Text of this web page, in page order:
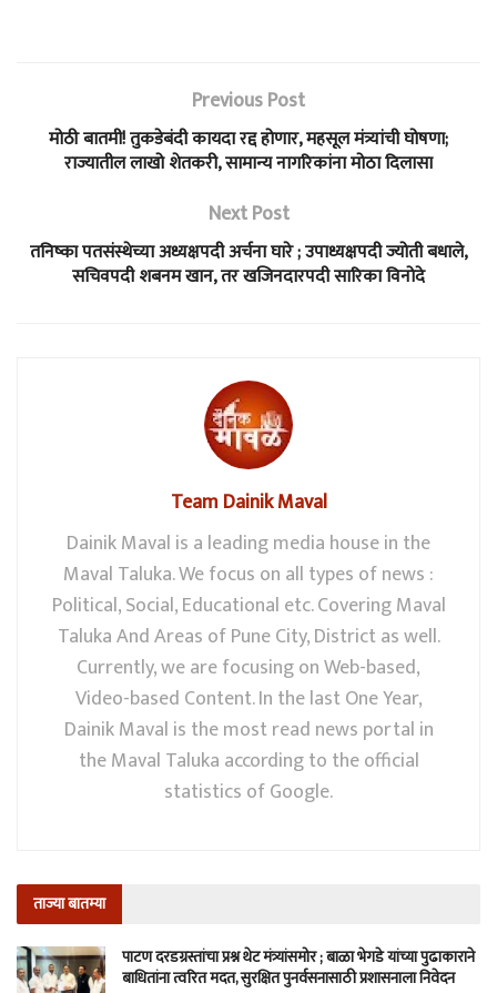
Previous Post
मोठी बातमी! तुकडेबंदी कायदा रद्द होणार, महसूल मंत्र्यांची घोषणा;
राज्यातील लाखो शेतकरी, सामान्य नागरिकांना मोठा दिलासा
Next Post
तनिष्का पतसंस्थेच्या अध्यक्षपदी अर्चना घारे ; उपाध्यक्षपदी ज्योती बधाले,
सचिवपदी शबनम खान, तर खजिनदारपदी सारिका विनोदे
Team Dainik Maval
Dainik Maval is a leading media house in the
Maval Taluka. We focus on all types of news :
Political, Social, Educational etc. Covering Maval
Taluka And Areas of Pune City, District as well.
Currently, we are focusing on Web-based,
Video-based Content. In the last One Year,
Dainik Maval is the most read news portal in
the Maval Taluka according to the official
statistics of Google.
ताज्या बातम्या
पाटण दरडग्रस्तांचा प्रश्न थेट मंत्र्यांसमोर ; बाळा भेगडे यांच्या पुढाकाराने
बाधितांना त्वरित मदत, सुरक्षित पुनर्वसनासाठी प्रशासनाला निवेदन